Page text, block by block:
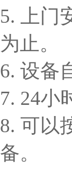
5. 上门
为止。
6. 设备
7. 24小
8. 可以
备。